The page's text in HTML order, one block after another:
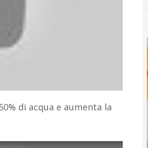
di acqua e aumenta la